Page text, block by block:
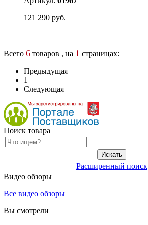
121 290 руб.
Всего 6 товаров , на 1 страницах:
Предыдущая
1
Следующая
Поиск товара
Расширенный поиск
Видео обзоры
Все видео обзоры
Вы смотрели